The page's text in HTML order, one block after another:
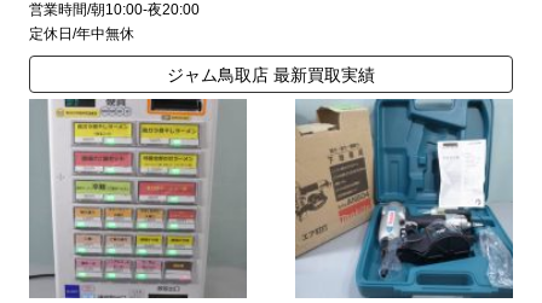
営業時間/朝10:00-夜20:00
定休日/年中無休
ジャム鳥取店 最新買取実績